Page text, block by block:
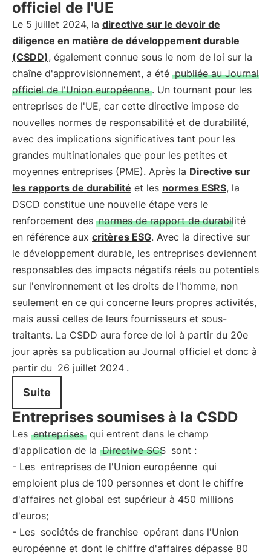
officiel de l'UE
Le 5 juillet 2024, la directive sur le devoir de
diligence en matière de développement durable
(CSDD), également connue sous le nom de loi sur la
chaîne d'approvisionnement, a été publiée au Journal
officiel de l'Union européenne . Un tournant pour les
entreprises de l'UE, car cette directive impose de
nouvelles normes de responsabilité et de durabilité,
avec des implications significatives tant pour les
grandes multinationales que pour les petites et
moyennes entreprises (PME). Après la Directive sur
les rapports de durabilité et les normes ESRS, la
DSCD constitue une nouvelle étape vers le
renforcement des normes de rapport de durabilité
en référence aux critères ESG. Avec la directive sur
le développement durable, les entreprises deviennent
responsables des impacts négatifs réels ou potentiels
sur l'environnement et les droits de l'homme, non
seulement en ce qui concerne leurs propres activités,
mais aussi celles de leurs fournisseurs et sous-
traitants. La CSDD aura force de loi à partir du 20e
jour après sa publication au Journal officiel et donc à
partir du 26 juillet 2024 .
Suite
Entreprises soumises à la CSDD
Les entreprises qui entrent dans le champ
d'application de la Directive SCS sont :
- Les entreprises de l'Union européenne qui
emploient plus de 100 personnes et dont le chiffre
d'affaires net global est supérieur à 450 millions
d'euros;
- Les sociétés de franchise opérant dans l'Union
européenne et dont le chiffre d'affaires dépasse 80